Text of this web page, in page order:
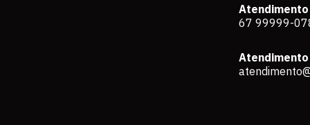
67 99999-
Atendimento